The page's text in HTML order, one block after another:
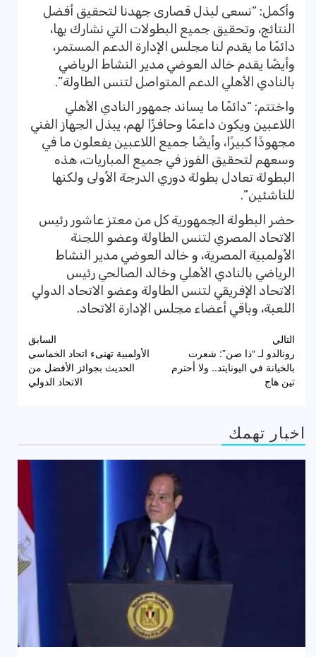
وأكمل: “نسعى لبذل قصارى جهدنا لتحقيق أفضل
النتائج، وتحقيق جميع البطولات التي نشارك بها،
دائمًا ما يقدم لنا مجلس الإدارة الدعم المستمر،
وأيضًا يقدم خالد العوضي مدير النشاط الرياضي
بالنادي الأهلي الدعم المتواصل لتنس الطاولة”.
واختتم: “دائمًا ما يساند جمهور النادي الأهلي
اللاعبين ويكون داعمًا وحافزًا لهم، يبذل الجهاز الفني
مجهودًا كبيرًا، وأيضًا جميع اللاعبين يفعلون ما في
وسعهم لتحقيق الفوز في جميع المباريات، هذه
البطولة تعادل بطولة دوري الدرجة الأولى ولكنها
للناشئين”.
حضر البطولة الجمهورية كل من معتز عاشور رئيس
الاتحاد المصري لتنس الطاولة وعضو اللجنة
الأولمبية المصرية، و خالد العوضي مدير النشاط
الرياضي بالنادي الأهلي وخالد الصالحي رئيس
الاتحاد الإفريقي لتنس الطاولة وعضو الاتحاد الدولي
اللعبة، وباقي أعضاء مجلس الإدارة الاتحاد.
تصفّح
المقالات
السابق
الأولمبية تهنىء اتحاد الخماسي
الحديث بجوائز الأفضل من
الاتحاد الدولي
التالي
رونالدو لـ “ذا صن”: شعرت
بالخيانة في اليونايتد.. ولا أحترم
تين هاج
اخبار تهمك